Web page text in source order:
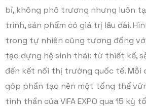
bỉ, không phô trương nhưng luôn
trình, sản phẩm có giá trị lâu dài.
trong tự nhiên cũng tương đồng
tạo dựng hệ sinh thái: từ thiết kế,
đến kết nối thị trường quốc tế. Mỗi
góp phần tạo nên một tổng thể
tinh thần của VIFA EXPO qua 15 kỳ